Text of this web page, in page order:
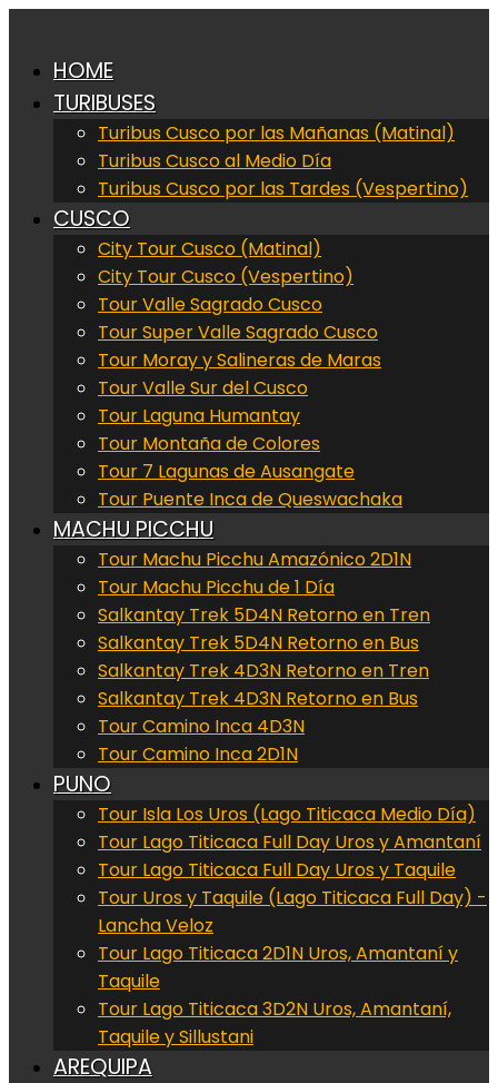
HOME
TURIBUSES
Turibus Cusco por las Mañanas (Matinal)
Turibus Cusco al Medio Día
Turibus Cusco por las Tardes (Vespertino)
CUSCO
City Tour Cusco (Matinal)
City Tour Cusco (Vespertino)
Tour Valle Sagrado Cusco
Tour Super Valle Sagrado Cusco
Tour Moray y Salineras de Maras
Tour Valle Sur del Cusco
Tour Laguna Humantay
Tour Montaña de Colores
Tour 7 Lagunas de Ausangate
Tour Puente Inca de Queswachaka
MACHU PICCHU
Tour Machu Picchu Amazónico 2D1N
Tour Machu Picchu de 1 Día
Salkantay Trek 5D4N Retorno en Tren
Salkantay Trek 5D4N Retorno en Bus
Salkantay Trek 4D3N Retorno en Tren
Salkantay Trek 4D3N Retorno en Bus
Tour Camino Inca 4D3N
Tour Camino Inca 2D1N
PUNO
Tour Isla Los Uros (Lago Titicaca Medio Día)
Tour Lago Titicaca Full Day Uros y Amantaní
Tour Lago Titicaca Full Day Uros y Taquile
Tour Uros y Taquile (Lago Titicaca Full Day) -
Lancha Veloz
Tour Lago Titicaca 2D1N Uros, Amantaní y
Taquile
Tour Lago Titicaca 3D2N Uros, Amantaní,
Taquile y Sillustani
AREQUIPA